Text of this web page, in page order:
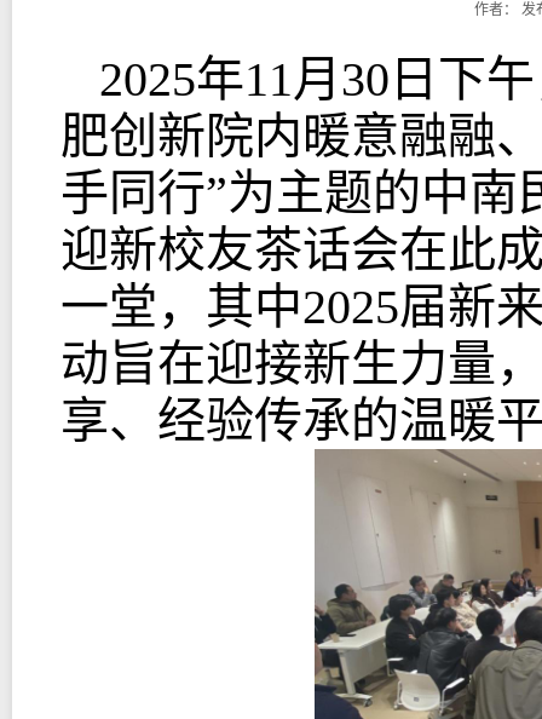
作者： 发
2025年11月30日下
肥创新院内暖意融融
手同行”为主题的中南
迎新校友茶话会在此
一堂， 其中2025届新
动旨在迎接新生力量
享、经验传承的温暖